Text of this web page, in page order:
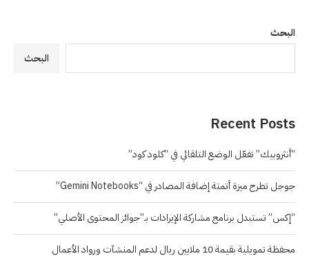
البحث
البحث
Recent Posts
“أنثروبيك” تفعّل الوضع التلقائي في “كلود كود”
جوجل تطرح ميزة أتمتة إضافة المصادر في “Gemini Notebooks”
“إكس” تستبدل برنامج مشاركة الإيرادات بـ”جوائز المحتوى الأصلي”
محفظة تمويلية بقيمة 10 ملايين ريال لدعم المنشآت ورواد الأعمال